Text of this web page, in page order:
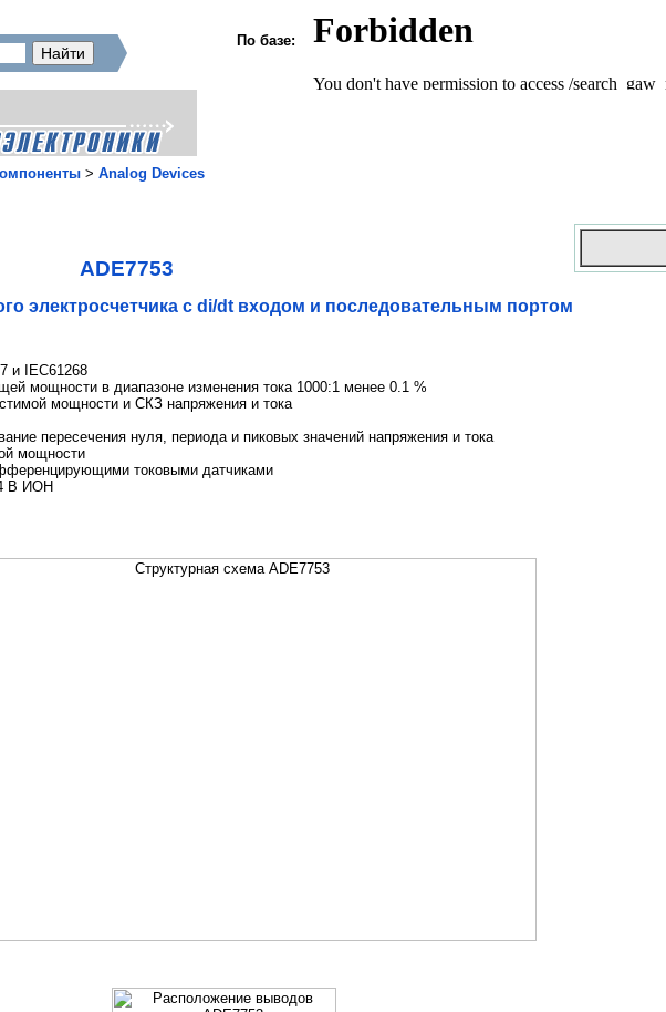
По базе:
> Analog Devices
ADE7753
электросчетчика с di/dt входом и последовательным портом
и IEC61268
мощности в диапазоне изменения тока 1000:1 менее 0.1 %
мощности и СКЗ напряжения и тока
пересечения нуля, периода и пиковых значений напряжения и тока
мощности
токовыми датчиками
В ИОН